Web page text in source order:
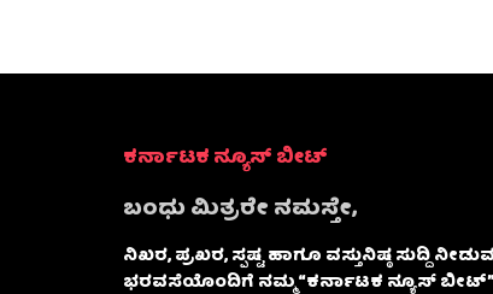
ಕರ್ನಾಟಕ ನ್ಯೂಸ್ ಬೀಟ್
ಬಂಧು ಮಿತ್ರರೇ ನಮಸ್ತೇ,
ನಿಖರ, ಪ್ರಖರ, ಸ್ಪಷ್ಟ ಹಾಗೂ ವಸ್ತುನಿಷ್ಠ ಸುದ್ದಿ ನೀಡುವ
ಭರವಸೆಯೊಂದಿಗೆ ನಮ್ಮ “ಕರ್ನಾಟಕ ನ್ಯೂಸ್ ಬೀಟ್”